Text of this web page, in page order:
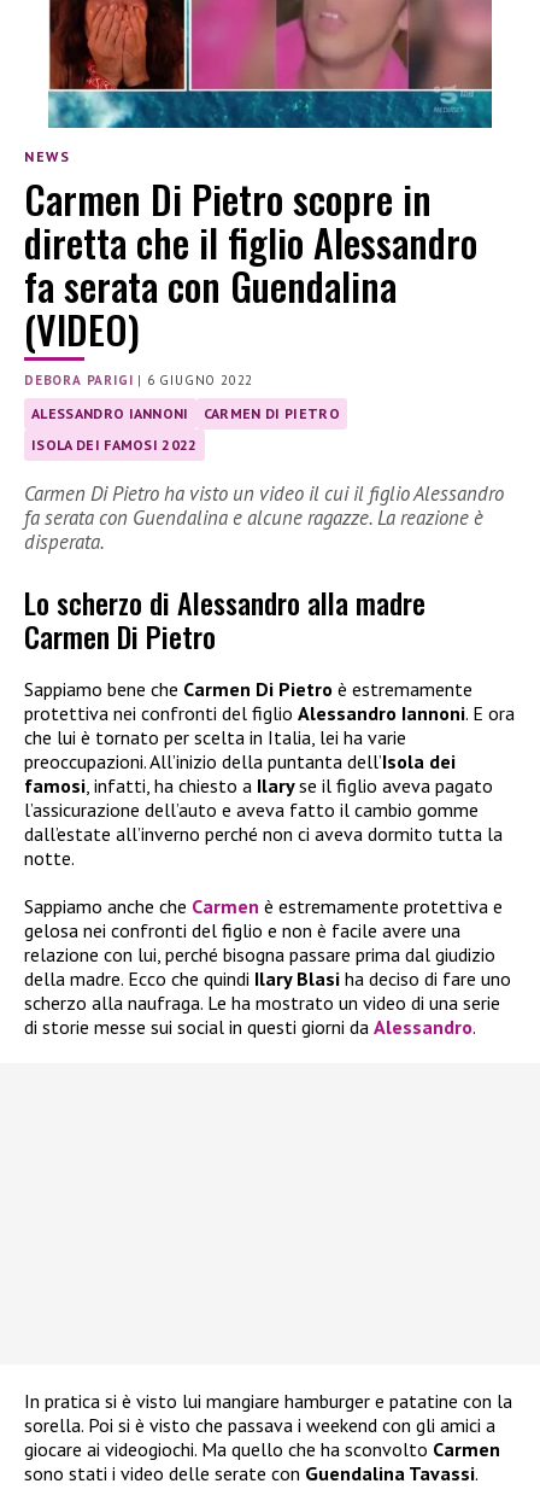
NEWS
Carmen Di Pietro scopre in
diretta che il figlio Alessandro
fa serata con Guendalina
(VIDEO)
DEBORA PARIGI | 6 GIUGNO 2022
ALESSANDRO IANNONI
CARMEN DI PIETRO
ISOLA DEI FAMOSI 2022
Carmen Di Pietro ha visto un video il cui il figlio Alessandro
fa serata con Guendalina e alcune ragazze. La reazione è
disperata.
Lo scherzo di Alessandro alla madre
Carmen Di Pietro
Sappiamo bene che Carmen Di Pietro è estremamente
protettiva nei confronti del figlio Alessandro Iannoni. E ora
che lui è tornato per scelta in Italia, lei ha varie
preoccupazioni. All’inizio della puntanta dell’Isola dei
famosi , infatti, ha chiesto a Ilaryse il figlio aveva pagato
l’assicurazione dell’auto e aveva fatto il cambio gomme
dall’estate all’inverno perché non ci aveva dormito tutta la
notte.
Sappiamo anche che Carmen è estremamente protettiva e
gelosa nei confronti del figlio e non è facile avere una
relazione con lui, perché bisogna passare prima dal giudizio
della madre. Ecco che quindi Ilary Blasi ha deciso di fare uno
scherzo alla naufraga. Le ha mostrato un video di una serie
di storie messe sui social in questi giorni da Alessandro.
In pratica si è visto lui mangiare hamburger e patatine con la
sorella. Poi si è visto che passava i weekend con gli amici a
giocare ai videogiochi. Ma quello che ha sconvolto Carmen
sono stati i video delle serate con Guendalina Tavassi.